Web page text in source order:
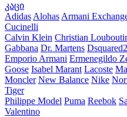
კაცი
Adidas Alohas Armani
Cucinelli
Calvin Klein Christian
Gabbana Dr. Martens Dsquared2
Emporio Armani Ermenegildo
Goose Isabel Marant Lacoste
Moncler New Balance Nike
Tiger
Philippe Model Puma Reebok
Valentino